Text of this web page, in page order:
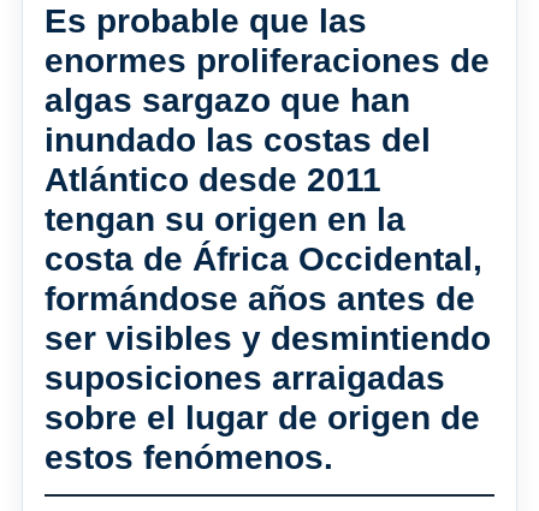
Es probable que las
enormes proliferaciones de
algas sargazo que han
inundado las costas del
Atlántico desde 2011
tengan su origen en la
costa de África Occidental,
formándose años antes de
ser visibles y desmintiendo
suposiciones arraigadas
sobre el lugar de origen de
estos fenómenos.